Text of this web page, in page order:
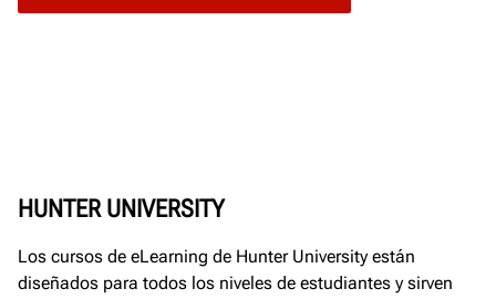
HUNTER UNIVERSITY
Los cursos de eLearning de Hunter University están
diseñados para todos los niveles de estudiantes y sirven